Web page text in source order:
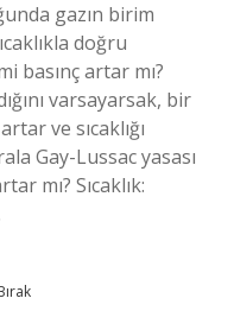
gazın birim
doğru
basınç artar mı?
varsayarsak, bir
ve sıcaklığı
Gay-Lussac yasası
mı? Sıcaklık: